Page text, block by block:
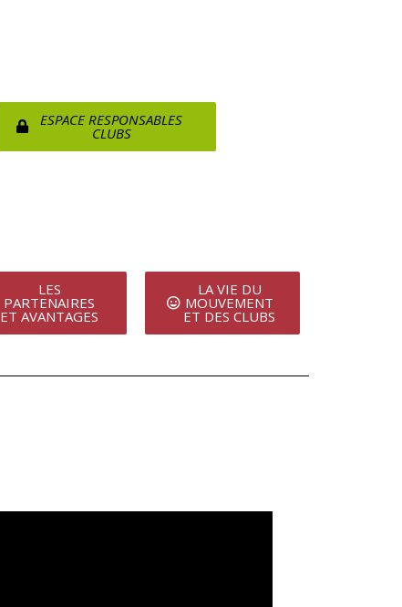
ESPACE RESPONSABLES
CLUBS
LES
PARTENAIRES
ET AVANTAGES
LA VIE DU
MOUVEMENT
ET DES CLUBS